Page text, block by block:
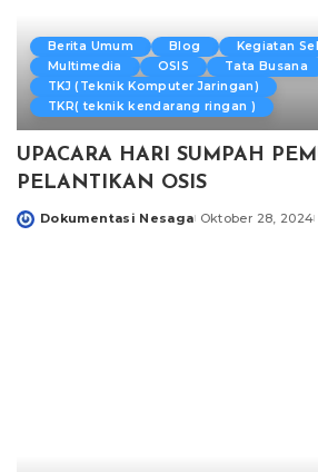
Berita Umum Blog
Kegiatan
Multimedia
OSIS
Tata Busana
TKJ (Teknik Komputer Jaringan)
TKR( teknik kendarang ringan )
UPACARA HARI SUMPAH
PELANTIKAN OSIS
Posted
Dokumentasi Nesaga Oktober 28, 2024